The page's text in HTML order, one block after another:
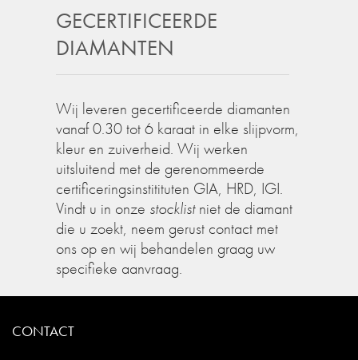
GECERTIFICEERDE
DIAMANTEN
Wij leveren gecertificeerde diamanten
vanaf 0.30 tot 6 karaat in elke slijpvorm,
kleur en zuiverheid. Wij werken
uitsluitend met de gerenommeerde
certificeringsinstitituten GIA, HRD, IGI.
Vindt u in onze stocklistniet de diamant
die u zoekt, neem gerust contact met
ons op en wij behandelen graag uw
specifieke aanvraag.
CONTACT